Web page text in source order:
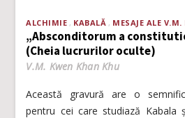
ALCHIMIE KABALĂ MESAJE ALE
„Absconditorum a
(Cheia lucrurilor oculte)
V.M. Kwen Khan Khu
Această gravură are o
pentru cei care studiază Kabala